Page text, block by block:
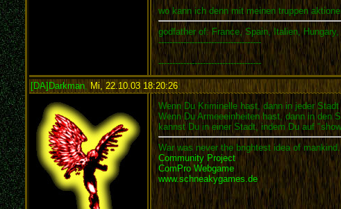
wo kann ich denn mit meinen truppen
godfather of: France, Spain, Italien,
-------------------------------------
-------------------------------------
[DA]Darkman,Mi, 22.10.03 18:20:26:
Wenn Du Kriminelle hast, dann in jeder
Wenn Du Armeeeinheiten hast, dann in den
kannst Du in einer Stadt, indem Du auf
War was never the brightest idea of
Community Project
ComPro Webgame
www.schneakygames.de